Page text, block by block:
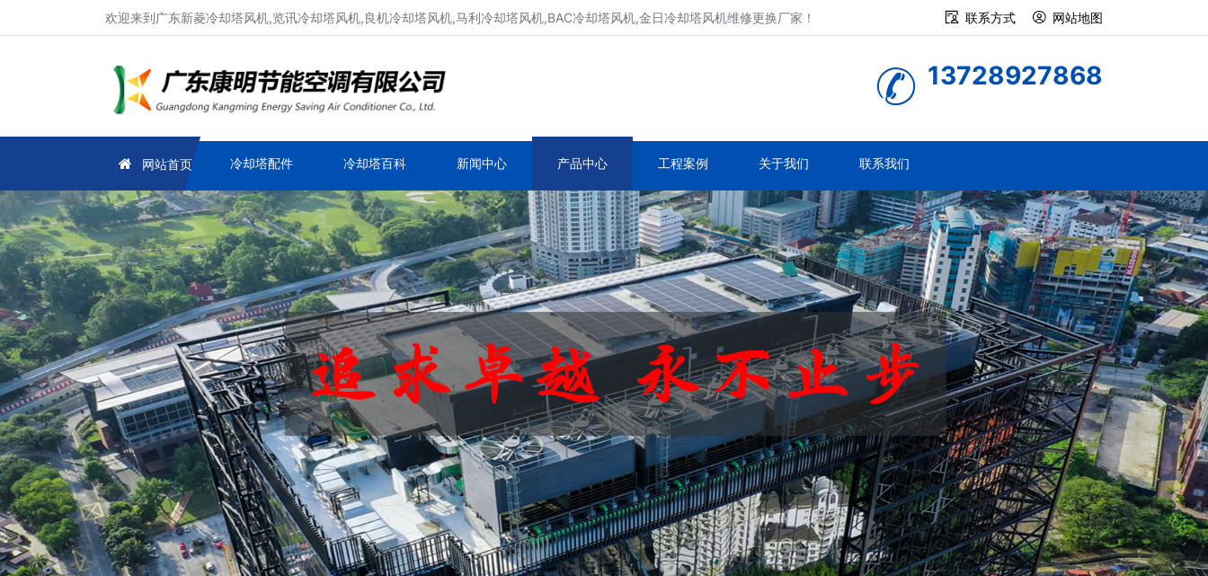
欢迎来到广东新菱冷却塔风机,览讯冷却塔风机,良机冷却塔风机,马利冷却塔风机,BAC冷却塔风机,金日冷却塔风机维修更换厂家！ 联系方式 网站地图
13728927868
网站首页 冷却塔配件 冷却塔百科 新闻中心 产品中心 工程案例 关于我们 联系我们